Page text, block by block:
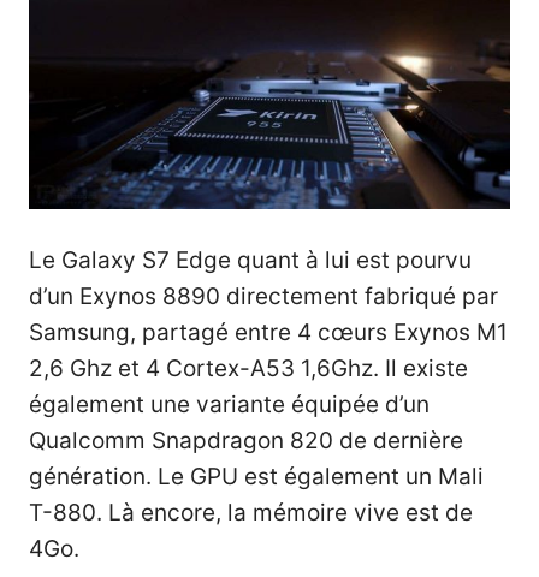
Le Galaxy S7 Edge quant à lui est pourvu
d’un Exynos 8890 directement fabriqué par
Samsung, partagé entre 4 cœurs Exynos M1
2,6 Ghz et 4 Cortex-A53 1,6Ghz. Il existe
également une variante équipée d’un
Qualcomm Snapdragon 820 de dernière
génération. Le GPU est également un Mali
T-880. Là encore, la mémoire vive est de
4Go.